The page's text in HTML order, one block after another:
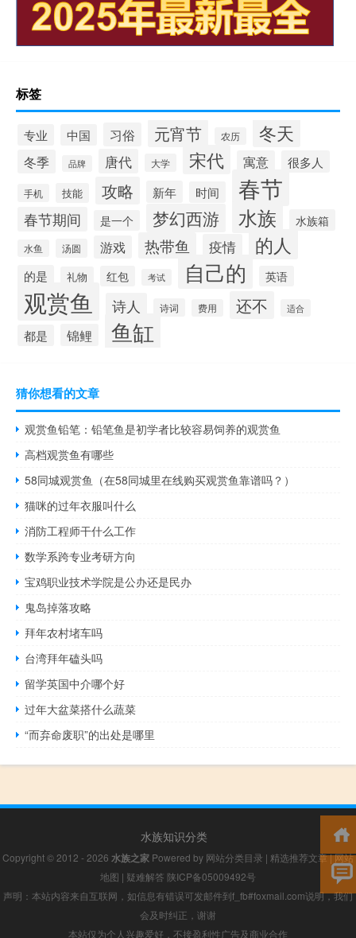
标签
专业 中国 习俗 元宵节 农历 冬天
冬季 品牌 唐代 大学 宋代 寓意 很多人
手机 技能 攻略 新年 时间 春节
春节期间 是一个 梦幻西游 水族 水族箱
水鱼 汤圆 游戏 热带鱼 疫情 的人
的是 礼物 红包 考试 自己的 英语
观赏鱼 诗人 诗词 费用 还不 适合
都是 锦鲤 鱼缸
猜你想看的文章
观赏鱼铅笔：铅笔鱼是初学者比较容易饲养的观赏鱼
高档观赏鱼有哪些
58同城观赏鱼（在58同城里在线购买观赏鱼靠谱吗？）
猫咪的过年衣服叫什么
消防工程师干什么工作
数学系跨专业考研方向
宝鸡职业技术学院是公办还是民办
鬼岛掉落攻略
拜年农村堵车吗
台湾拜年磕头吗
留学英国中介哪个好
过年大盆菜搭什么蔬菜
“而弃命废职”的出处是哪里
水族知识分类
Copyright © 2012 - 2026 水族之家 Powered by 网站分类目录 | 精选推荐文章|网站
地图 | 疑难解答 陕ICP备05009492号
声明：本站内容来自互联网，如信息有错误可发邮件到f_fb#foxmail.com说明，我们
会及时纠正，谢谢
本站仅为个人兴趣爱好，不接盈利性广告及商业合作